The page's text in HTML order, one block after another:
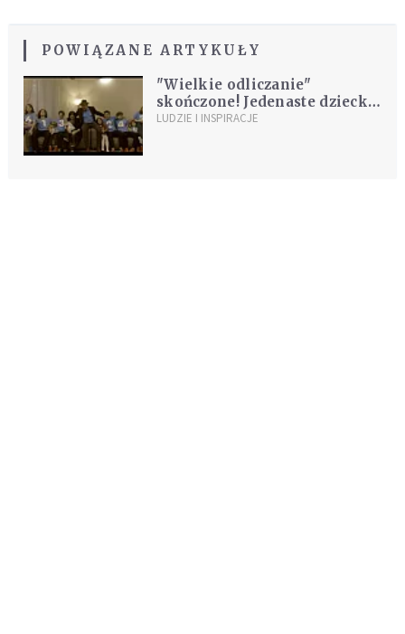
POWIĄZANE ARTYKUŁY
"Wielkie odliczanie"
skończone! Jedenaste dziecko
w rodzinie Brodów
LUDZIE I INSPIRACJE